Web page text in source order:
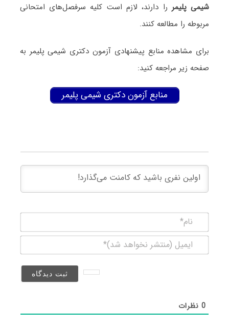
شیمی پلیمر را دارند، لازم است کلیه سرفصل‌های امتحانی
مربوطه را مطالعه کنند.
برای مشاهده منابع پیشنهادی آزمون دکتری شیمی پلیمر به
صفحه زیر مراجعه کنید:
منابع آزمون دکتری شیمی پلیمر
(منتشر
0نظرات